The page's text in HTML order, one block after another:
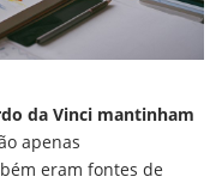
da Vinci mantinham
apenas
eram fontes de